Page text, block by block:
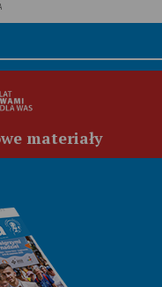
materiały